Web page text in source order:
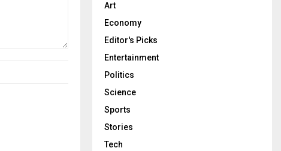
Art
Economy
Editor's Picks
Entertainment
Politics
Science
Sports
Stories
Tech